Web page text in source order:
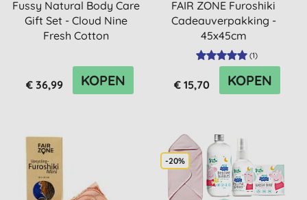
Fussy Natural Body Care
Gift Set - Cloud Nine
Fresh Cotton
€ 36,99 KOPEN
FAIR ZONE Furoshiki
Cadeauverpakking -
45x45cm
(1)
€ 15,70 KOPEN
-20%